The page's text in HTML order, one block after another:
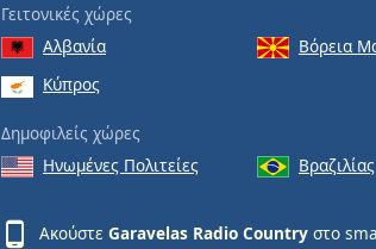
Γειτονικές χώρες
Αλβανία
Βόρεια
Κύπρος
Δημοφιλείς χώρες
Ηνωμένες Πολιτείες
Βραζιλίας
Ακούστε Garavelas Radio Country στο